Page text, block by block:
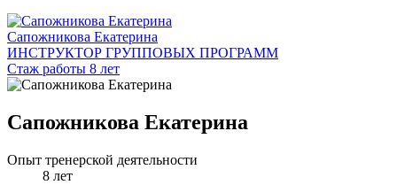
Сапожникова Екатерина
ИНСТРУКТОР ГРУППОВЫХ ПРОГРАММ
Стаж работы 8 лет
Сапожникова Екатерина
Опыт тренерской деятельности
8 лет